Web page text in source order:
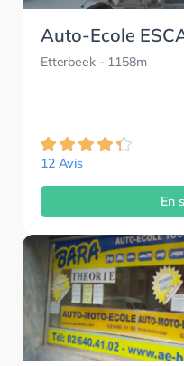
Auto-Ecole
Etterbeek- 1158m
12 Avis
En